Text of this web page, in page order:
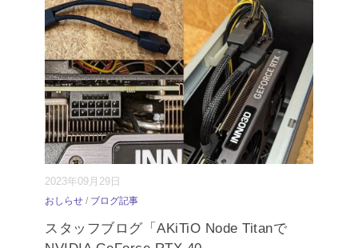
2023年09月29日
おしらせ / ブログ記事
スタッフブログ「AKiTiO Node Titanで